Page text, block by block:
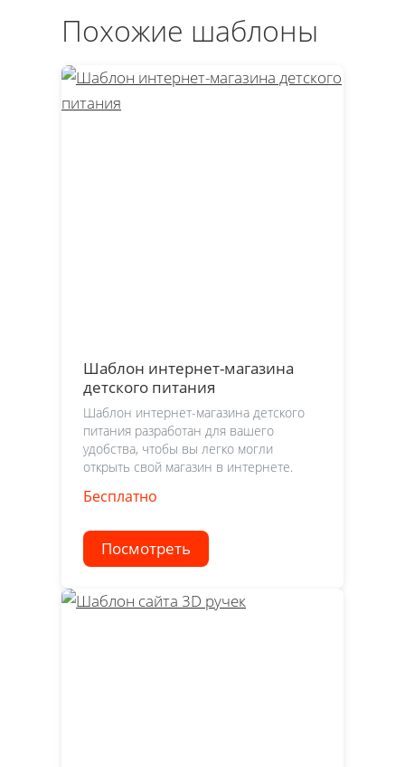
Похожие шаблоны
Шаблон интернет-магазина
детского питания
Шаблон интернет-магазина детского
питания разработан для вашего
удобства, чтобы вы легко могли
открыть свой магазин в интернете.
Бесплатно
Посмотреть